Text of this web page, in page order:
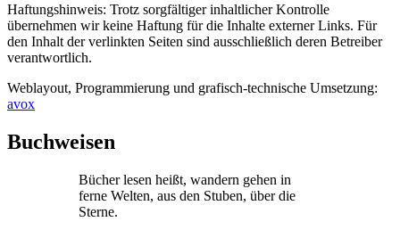
Haftungshinweis: Trotz sorgfältiger inhaltlicher Kontrolle
übernehmen wir keine Haftung für die Inhalte externer Links. Für
den Inhalt der verlinkten Seiten sind ausschließlich deren Betreiber
verantwortlich.
Weblayout, Programmierung und grafisch-technische Umsetzung:
avox
Buchweisen
Bücher lesen heißt, wandern gehen in
ferne Welten, aus den Stuben, über die
Sterne.